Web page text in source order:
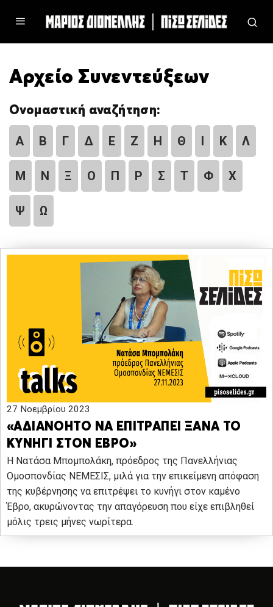
Αρχείο Συνεντεύξεων
Ονομαστική αναζήτηση:
Α Β Γ Δ Ε Ζ Η Θ Ι Κ Λ
Μ Ν Ξ Ο Π Ρ Σ Τ Φ Χ
Ψ Ω
27 Νοεμβρίου 2023
«ΑΔΙΑΝΟΗΤΟ ΝΑ ΕΠΙΤΡΑΠΕΙ ΞΑΝΑ ΤΟ
ΚΥΝΗΓΙ ΣΤΟΝ ΕΒΡΟ»
Η Νατάσα Μπομπολάκη, πρόεδρος της Πανελλήνιας
Ομοσπονδίας ΝΕΜΕΣΙΣ, μιλά για την επικείμενη απόφαση
της κυβέρνησης να επιτρέψει το κυνήγι στον καμένο
Έβρο, ακυρώνοντας την απαγόρευση που είχε επιβληθεί
μόλις τρεις μήνες νωρίτερα.